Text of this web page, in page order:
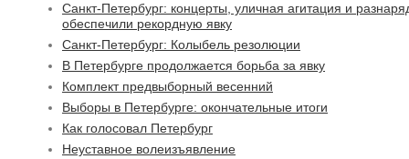
Санкт-Петербург: концерты, уличная агитация и
обеспечили рекордную явку
Санкт-Петербург: Колыбель резолюции
В Петербурге продолжается борьба за явку
Комплект предвыборный весенний
Выборы в Петербурге: окончательные итоги
Как голосовал Петербург
Неуставное волеизъявление